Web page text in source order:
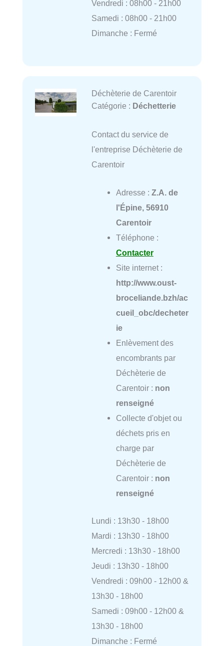
Vendredi : 08h00 - 21h00
Samedi : 08h00 - 21h00
Dimanche : Fermé
Déchèterie de Carentoir
Catégorie : Déchetterie
Contact du service de
l'entreprise Déchèterie de
Carentoir
Adresse : Z.A. de
l'Épine, 56910
Carentoir
Téléphone :
Contacter
Site internet :
http://www.oust-
broceliande.bzh/ac
cueil_obc/decheter
ie
Enlèvement des
encombrants par
Déchèterie de
Carentoir : non
renseigné
Collecte d'objet ou
déchets pris en
charge par
Déchèterie de
Carentoir : non
renseigné
Lundi : 13h30 - 18h00
Mardi : 13h30 - 18h00
Mercredi : 13h30 - 18h00
Jeudi : 13h30 - 18h00
Vendredi : 09h00 - 12h00 &
13h30 - 18h00
Samedi : 09h00 - 12h00 &
13h30 - 18h00
Dimanche : Fermé